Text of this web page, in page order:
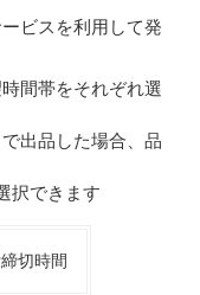
ビスを利用して発
間帯をそれぞれ選
出品した場合、品
択できます
切時間